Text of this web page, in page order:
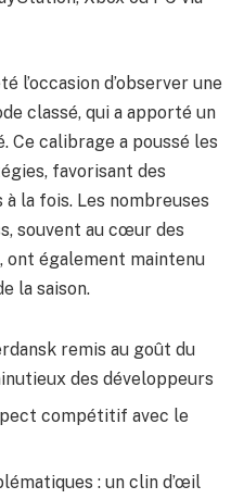
l’occasion d’observer une
classé, qui a apporté un
calibrage a poussé les
favorisant des
la fois. Les nombreuses
souvent au cœur des
ont également maintenu
la saison.
remis au goût du
des développeurs
compétitif avec le
: un clin d’œil